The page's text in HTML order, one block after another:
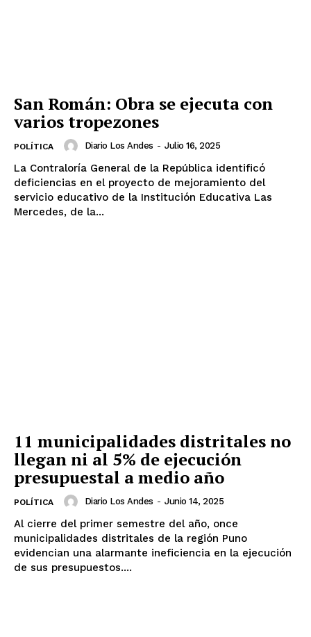
San Román: Obra se ejecuta con
varios tropezones
POLÍTICA Diario Los Andes - Julio 16, 2025
La Contraloría General de la República identificó
deficiencias en el proyecto de mejoramiento del
servicio educativo de la Institución Educativa Las
Mercedes, de la...
11 municipalidades distritales no
llegan ni al 5% de ejecución
presupuestal a medio año
POLÍTICA Diario Los Andes - Junio 14, 2025
Al cierre del primer semestre del año, once
municipalidades distritales de la región Puno
evidencian una alarmante ineficiencia en la ejecución
de sus presupuestos....